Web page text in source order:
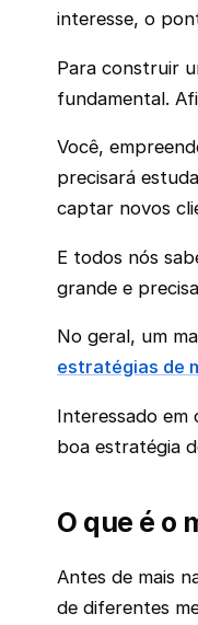
interesse, o
Para construir
fundamental.
Você,
precisará
captar novos
E todos nós
grande e
No geral, um
estratégias de
Interessado em
boa estratégia
O que é o
Antes de mais
de diferentes